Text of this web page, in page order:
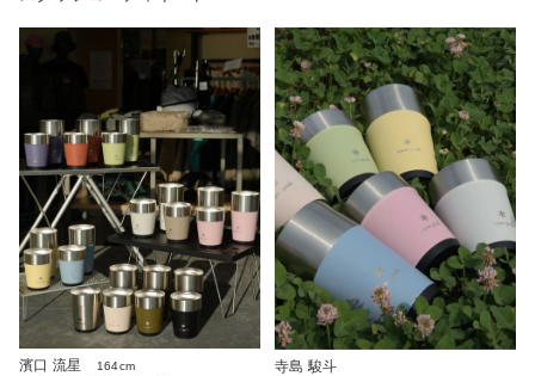
濱口 流星
164cm
寺島 駿斗